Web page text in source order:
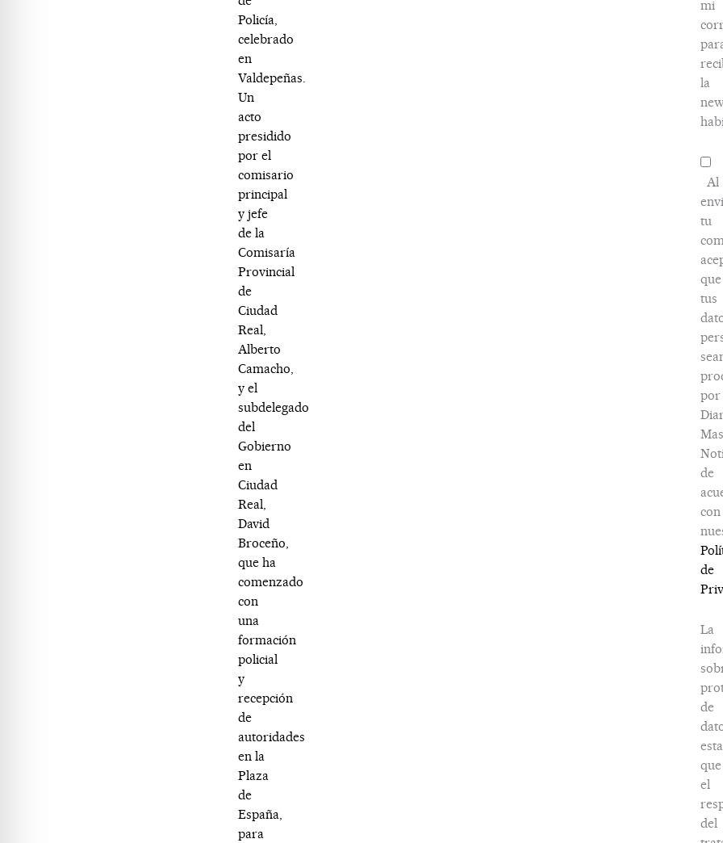
Policía,
celebrado
en
Valdepeñas.
Un
acto
presidido
por el
comisario
principal
y jefe
de la
Comisaría
Provincial
de
Ciudad
Real,
Alberto
Camacho,
y el
subdelegado
del
Gobierno
en
Ciudad
Real,
David
Broceño,
que ha
comenzado
con
una
formación
policial
y
recepción
de
autoridades
en la
Plaza
de
España,
para
mi
la
Al
tu
que
tus
por
Mas
de
con
de
La
de
que
el
del